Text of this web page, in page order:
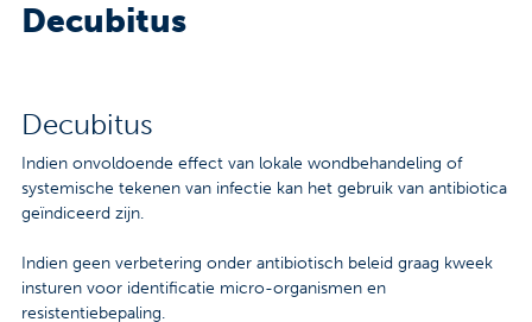
Over Saltro
Duurzaamheid en Good Governance
Vacatures
Decubitus
Decubitus
Indien onvoldoende effect van lokale wondbehandeling of
systemische tekenen van infectie kan het gebruik van antibiotica
geïndiceerd zijn.
Indien geen verbetering onder antibiotisch beleid graag kweek
insturen voor identificatie micro-organismen en
resistentiebepaling.